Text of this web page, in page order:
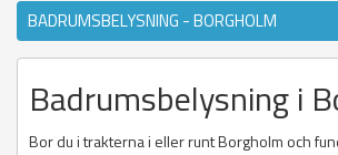
BADRUMSBELYSNING - BORGHOLM
Badrumsbelysning i
Bor du i trakterna i eller runt Borgholm och